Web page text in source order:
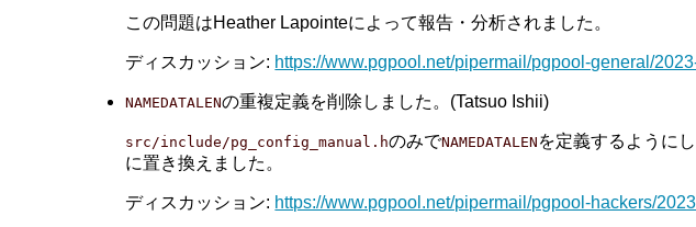
この問題はHeather Lapointeによって報告・分析されました。
ディスカッション: https://www.pgpool.net/pipermail/pgpool-general/
NAMEDATALENの重複定義を削除しました。(Tatsuo Ishii)
src/include/pg_config_manual.hのみでNAMEDATALEN を定義するように
に置き換えました。
ディスカッション: https://www.pgpool.net/pipermail/pgpool-hackers/